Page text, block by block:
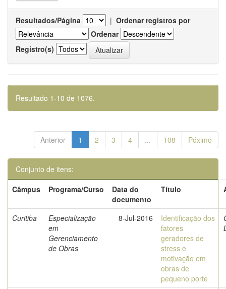
Resultados/Página | Ordenar registros por
Ordenar
Registro(s)
Resultado 1-10 de 1076.
Anterior 1 2 3 4 ... 108 Póximo
Conjunto de itens:
Câmpus
Programa/Curso
Data do
documento
Título
Curitiba
Especialização
em
Gerenciamento
de Obras
8-Jul-2016
Identificação dos
fatores
geradores de
stress e
motivação em
obras de
pequeno porte